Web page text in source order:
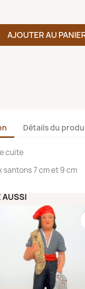
AJOUTER AU
Détails du
cuite
santons 7 cm et 9 cm
AUSSI